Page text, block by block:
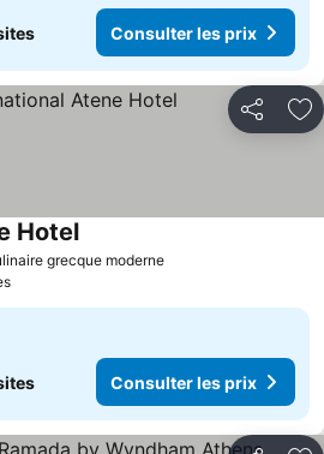
Consulter les prix
Partager
grecque moderne
Hotel
Consulter les prix